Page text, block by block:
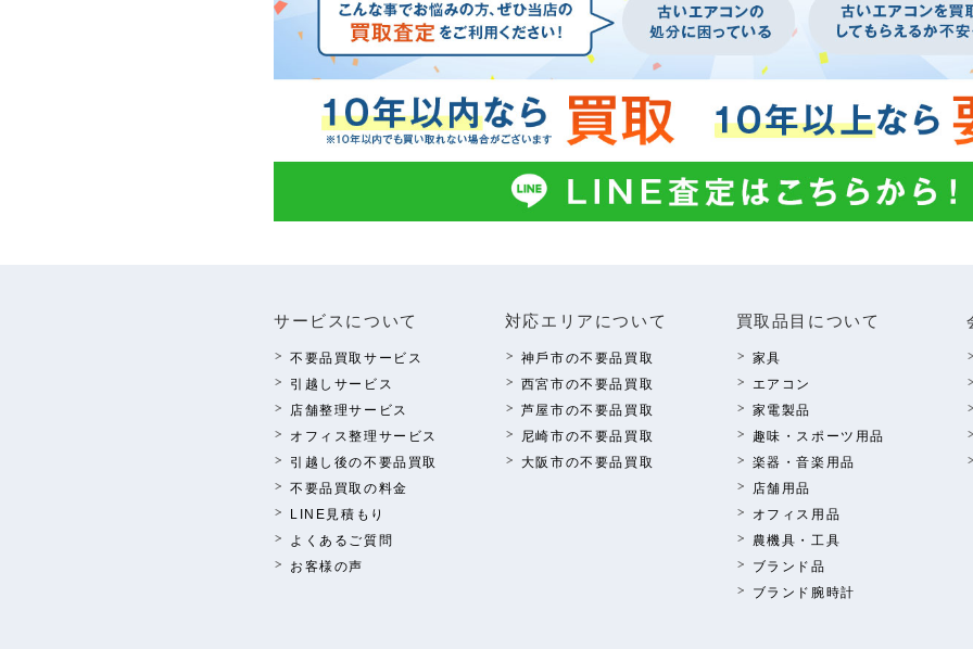
サービスについて
不要品買取サービス
引越しサービス
店舗整理サービス
オフィス整理サービス
引越し後の不要品買取
不要品買取の料⾦
LINE⾒積もり
よくあるご質問
お客様の声
対応エリアについて
神⼾市の不要品買取
西宮市の不要品買取
芦屋市の不要品買取
尼崎市の不要品買取
⼤阪市の不要品買取
買取品⽬について
家具
エアコン
家電製品
趣味・スポーツ⽤品
楽器・⾳楽⽤品
店舗⽤品
オフィス⽤品
農機具・⼯具
ブランド品
ブランド腕時計